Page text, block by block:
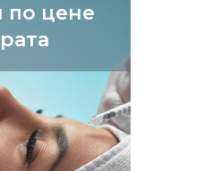
по цене